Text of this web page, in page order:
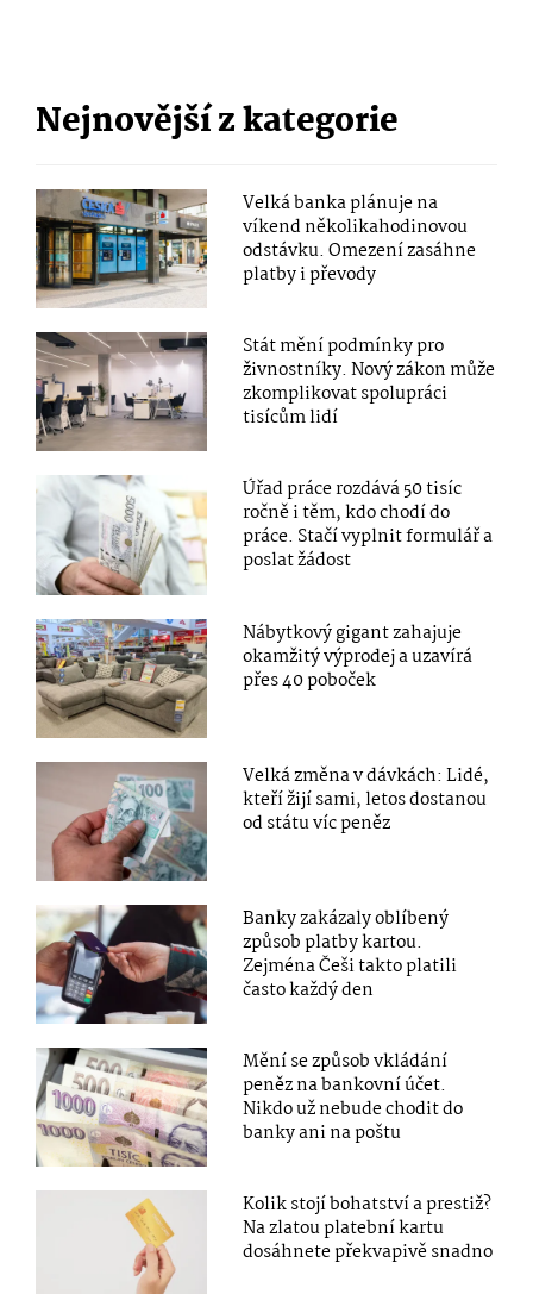
Nejnovější z kategorie
Velká banka plánuje na
víkend několikahodinovou
odstávku. Omezení zasáhne
platby i převody
Stát mění podmínky pro
živnostníky. Nový zákon může
zkomplikovat spolupráci
tisícům lidí
Úřad práce rozdává 50 tisíc
ročně i těm, kdo chodí do
práce. Stačí vyplnit formulář a
poslat žádost
Nábytkový gigant zahajuje
okamžitý výprodej a uzavírá
přes 40 poboček
Velká změna v dávkách: Lidé,
kteří žijí sami, letos dostanou
od státu víc peněz
Banky zakázaly oblíbený
způsob platby kartou.
Zejména Češi takto platili
často každý den
Mění se způsob vkládání
peněz na bankovní účet.
Nikdo už nebude chodit do
banky ani na poštu
Kolik stojí bohatství a prestiž?
Na zlatou platební kartu
dosáhnete překvapivě snadno